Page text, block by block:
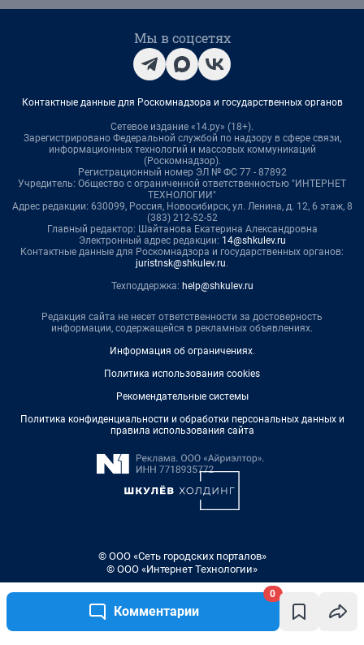
Комментарии
0
Мы в соцсетях
Контактные данные для Роскомнадзора и государственных органов
Сетевое издание «14.ру» (18+).
Зарегистрировано Федеральной службой по надзору в сфере связи,
информационных технологий и массовых коммуникаций
(Роскомнадзор).
Регистрационный номер ЭЛ № ФС 77 - 87892
Учредитель: Общество с ограниченной ответственностью "ИНТЕРНЕТ
ТЕХНОЛОГИИ"
Адрес редакции: 630099, Россия, Новосибирск, ул. Ленина, д. 12, 6 этаж, 8
(383) 212-52-52
Главный редактор: Шайтанова Екатерина Александровна
Электронный адрес редакции: 14@shkulev.ru
Контактные данные для Роскомнадзора и государственных органов:
juristnsk@shkulev.ru.
Техподдержка: help@shkulev.ru
Редакция сайта не несет ответственности за достоверность
информации, содержащейся в рекламных объявлениях.
Информация об ограничениях.
Политика использования cookies
Рекомендательные системы
Политика конфиденциальности и обработки персональных данных и
правила использования сайта
© ООО «Сеть городских порталов»
© ООО «Интернет Технологии»